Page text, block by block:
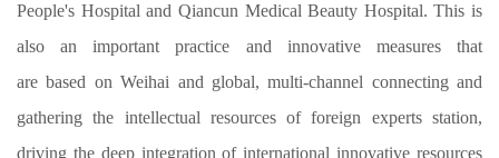
People's Hospital and Qiancun Medical Beauty Hospital. This is
also an important practice and innovative measures that
are based on Weihai and global, multi-channel connecting and
gathering the intellectual resources of foreign experts station,
driving the deep integration of international innovative resources